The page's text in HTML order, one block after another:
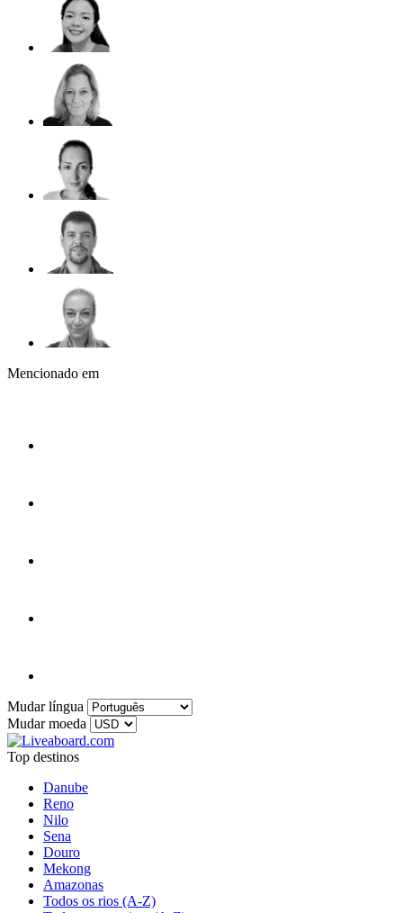
Mencionado em
Mudar língua
Mudar moeda
Top destinos
Danube
Reno
Nilo
Sena
Douro
Mekong
Amazonas
Todos os rios (A-Z)